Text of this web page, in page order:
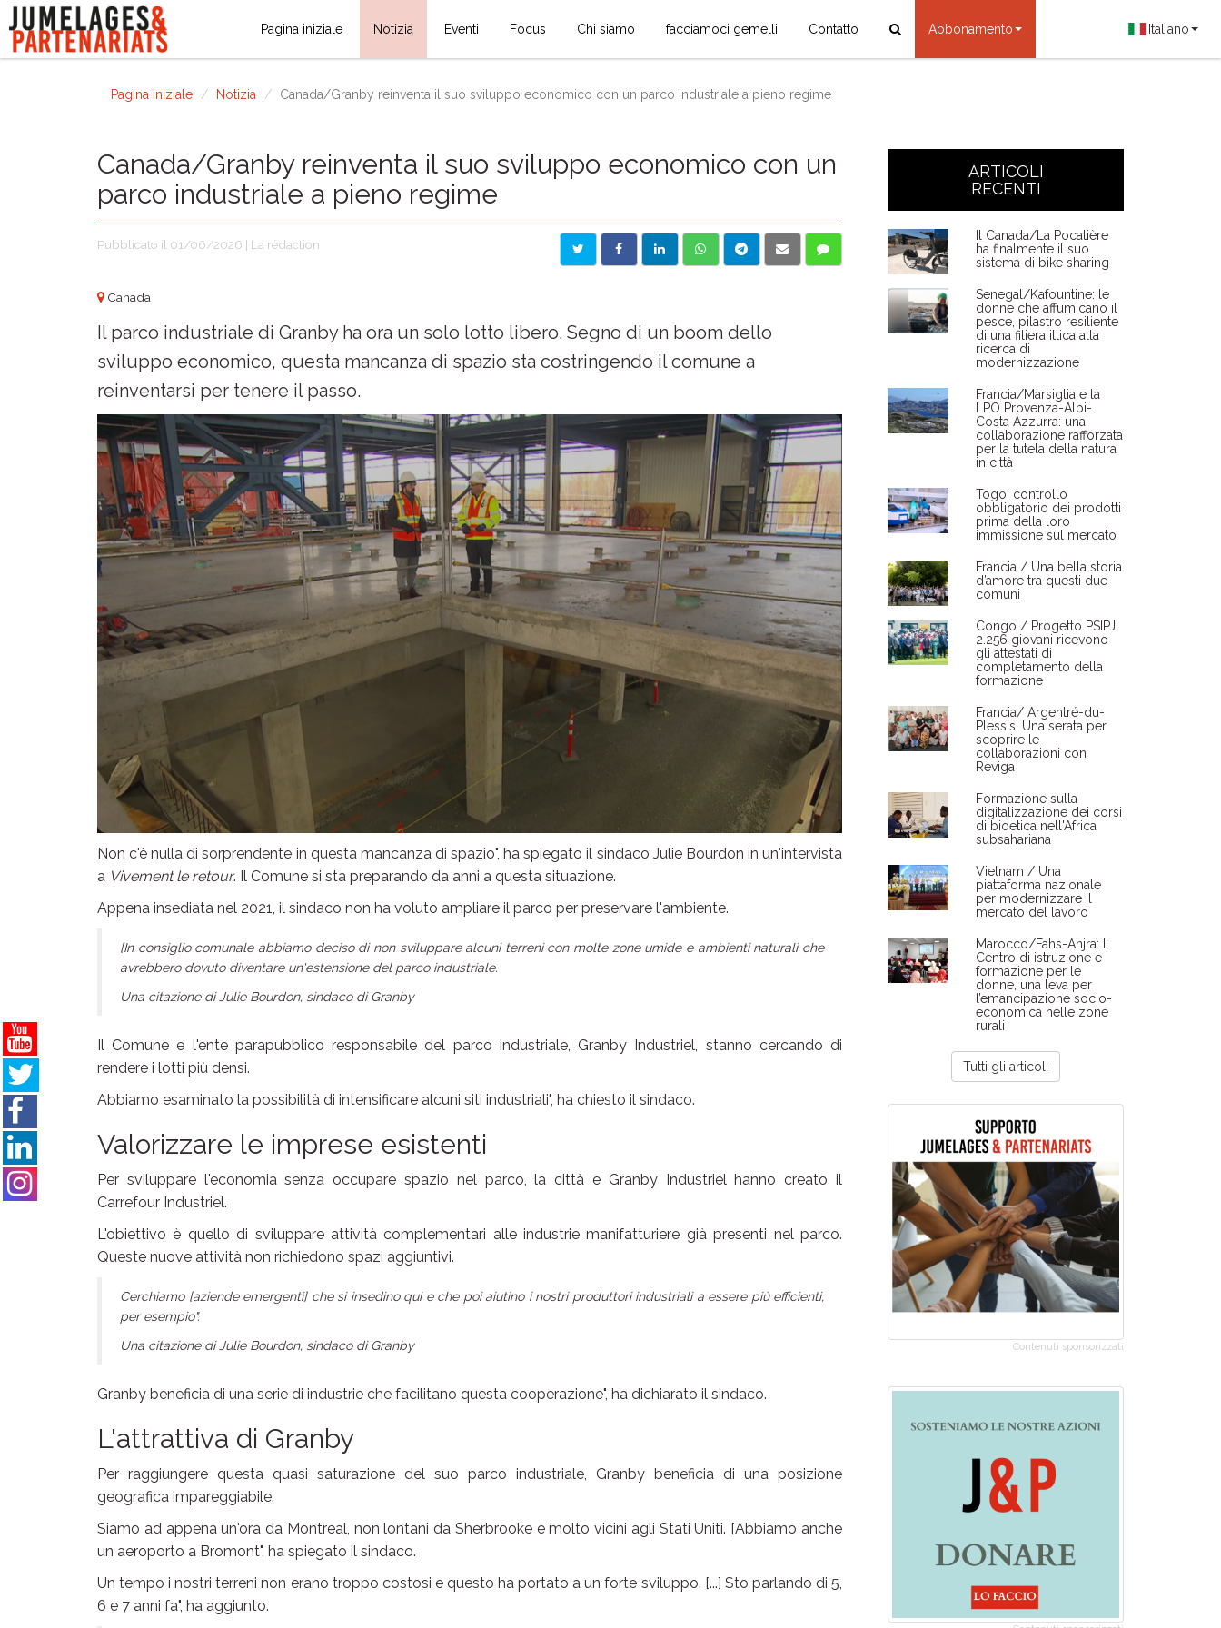
Pagina iniziale Notizia Eventi Focus Chi siamo facciamoci gemelli Contatto Abbonamento Italiano
Pagina iniziale Notizia Canada/Granby reinventa il suo sviluppo economico con un parco industriale a pieno regime
Canada/Granby reinventa il suo sviluppo economico con un
parco industriale a pieno regime
Pubblicato il 01/06/2026 | La rédaction
Canada
Il parco industriale di Granby ha ora un solo lotto libero. Segno di un boom dello
sviluppo economico, questa mancanza di spazio sta costringendo il comune a
reinventarsi per tenere il passo.
Non c'è nulla di sorprendente in questa mancanza di spazio", ha spiegato il sindaco Julie Bourdon in un'intervista
a Vivement le retour. Il Comune si sta preparando da anni a questa situazione.
Appena insediata nel 2021, il sindaco non ha voluto ampliare il parco per preservare l'ambiente.
[In consiglio comunale abbiamo deciso di non sviluppare alcuni terreni con molte zone umide e ambienti naturali che
avrebbero dovuto diventare un'estensione del parco industriale.
Una citazione di Julie Bourdon, sindaco di Granby
Il Comune e l'ente parapubblico responsabile del parco industriale, Granby Industriel, stanno cercando di
rendere i lotti più densi.
Abbiamo esaminato la possibilità di intensificare alcuni siti industriali", ha chiesto il sindaco.
Valorizzare le imprese esistenti
Per sviluppare l'economia senza occupare spazio nel parco, la città e Granby Industriel hanno creato il
Carrefour Industriel.
L'obiettivo è quello di sviluppare attività complementari alle industrie manifatturiere già presenti nel parco.
Queste nuove attività non richiedono spazi aggiuntivi.
Cerchiamo [aziende emergenti] che si insedino qui e che poi aiutino i nostri produttori industriali a essere più efficienti,
per esempio".
Una citazione di Julie Bourdon, sindaco di Granby
Granby beneficia di una serie di industrie che facilitano questa cooperazione", ha dichiarato il sindaco.
L'attrattiva di Granby
Per raggiungere questa quasi saturazione del suo parco industriale, Granby beneficia di una posizione
geografica impareggiabile.
Siamo ad appena un'ora da Montreal, non lontani da Sherbrooke e molto vicini agli Stati Uniti. [Abbiamo anche
un aeroporto a Bromont", ha spiegato il sindaco.
Un tempo i nostri terreni non erano troppo costosi e questo ha portato a un forte sviluppo. [...] Sto parlando di 5,
6 e 7 anni fa", ha aggiunto.
ARTICOLI
RECENTI
Il Canada/La Pocatière
ha finalmente il suo
sistema di bike sharing
Senegal/Kafountine: le
donne che affumicano il
pesce, pilastro resiliente
di una filiera ittica alla
ricerca di
modernizzazione
Francia/Marsiglia e la
LPO Provenza-Alpi-
Costa Azzurra: una
collaborazione rafforzata
per la tutela della natura
in città
Togo: controllo
obbligatorio dei prodotti
prima della loro
immissione sul mercato
Francia / Una bella storia
d’amore tra questi due
comuni
Congo / Progetto PSIPJ:
2.256 giovani ricevono
gli attestati di
completamento della
formazione
Francia/ Argentré-du-
Plessis. Una serata per
scoprire le
collaborazioni con
Reviga
Formazione sulla
digitalizzazione dei corsi
di bioetica nell'Africa
subsahariana
Vietnam / Una
piattaforma nazionale
per modernizzare il
mercato del lavoro
Marocco/Fahs-Anjra: Il
Centro di istruzione e
formazione per le
donne, una leva per
l’emancipazione socio-
economica nelle zone
rurali
Tutti gli articoli
Contenuti sponsorizzati